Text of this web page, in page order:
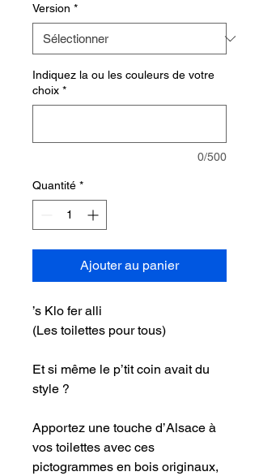
Version *
Indiquez la ou les couleurs de votre
choix *
0/500
Quantité *
Ajouter au panier
’s Klo fer alli
(Les toilettes pour tous)
Et si même le p’tit coin avait du
style ?
Apportez une touche d’Alsace à
vos toilettes avec ces
pictogrammes en bois originaux,